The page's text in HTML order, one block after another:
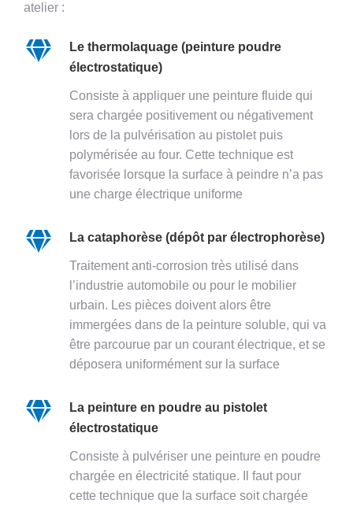
atelier :
Le thermolaquage (peinture poudre
électrostatique)
Consiste à appliquer une peinture fluide qui
sera chargée positivement ou négativement
lors de la pulvérisation au pistolet puis
polymérisée au four. Cette technique est
favorisée lorsque la surface à peindre n’a pas
une charge électrique uniforme
La cataphorèse (dépôt par électrophorèse)
Traitement anti-corrosion très utilisé dans
l’industrie automobile ou pour le mobilier
urbain. Les pièces doivent alors être
immergées dans de la peinture soluble, qui va
être parcourue par un courant électrique, et se
déposera uniformément sur la surface
La peinture en poudre au pistolet
électrostatique
Consiste à pulvériser une peinture en poudre
chargée en électricité statique. Il faut pour
cette technique que la surface soit chargée